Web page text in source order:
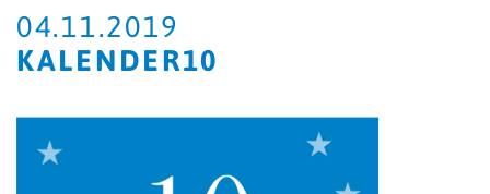
04.11.2019
KALENDER10